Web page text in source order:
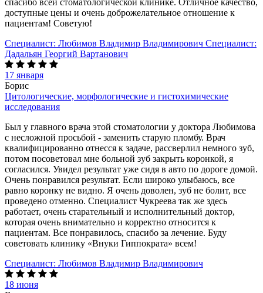
спасибо всей стоматологической клинике. Отличное качество,
доступные цены и очень доброжелательное отношение к
пациентам! Советую!
Специалист: Любимов Владимир Владимирович Специалист:
Дадальян Георгий Вартанович
17 января
Борис
Цитологические, морфологические и гистохимические
исследования
Был у главного врача этой стоматологии у доктора Любимова
с несложной просьбой - заменить старую пломбу. Врач
квалифицированно отнесся к задаче, рассверлил немного зуб,
потом посоветовал мне больной зуб закрыть коронкой, я
согласился. Увидел результат уже сидя в авто по дороге домой.
Очень понравился результат. Если широко улыбаюсь, все
равно коронку не видно. Я очень доволен, зуб не болит, все
проведено отменно. Специалист Чукреева так же здесь
работает, очень старательный и исполнительный доктор,
которая очень внимательно и корректно относится к
пациентам. Все понравилось, спасибо за лечение. Буду
советовать клинику «Внуки Гиппократа» всем!
Специалист: Любимов Владимир Владимирович
18 июня